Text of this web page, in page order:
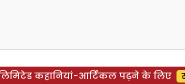
कहानियां-आर्टिकल पढ़ने के लिए